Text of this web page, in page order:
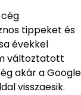
tippeket és
évekkel
változtatott
akár a Google
visszaesik.